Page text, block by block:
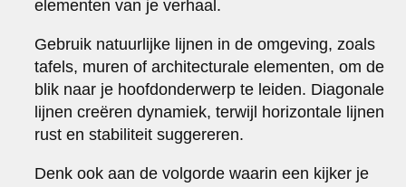
elementen van je verhaal.
Gebruik natuurlijke lijnen in de omgeving, zoals
tafels, muren of architecturale elementen, om de
blik naar je hoofdonderwerp te leiden. Diagonale
lijnen creëren dynamiek, terwijl horizontale lijnen
rust en stabiliteit suggereren.
Denk ook aan de volgorde waarin een kijker je